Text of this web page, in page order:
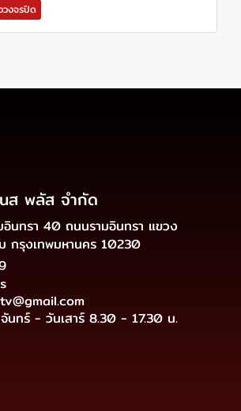
งจรปิด
ส พลัส จำกัด
อินทรา 40 ถนนรามอินทรา แขวง
กรุงเทพมหานคร 10230
จันทร์ - วันเสาร์ 8.30 - 17.30 น.